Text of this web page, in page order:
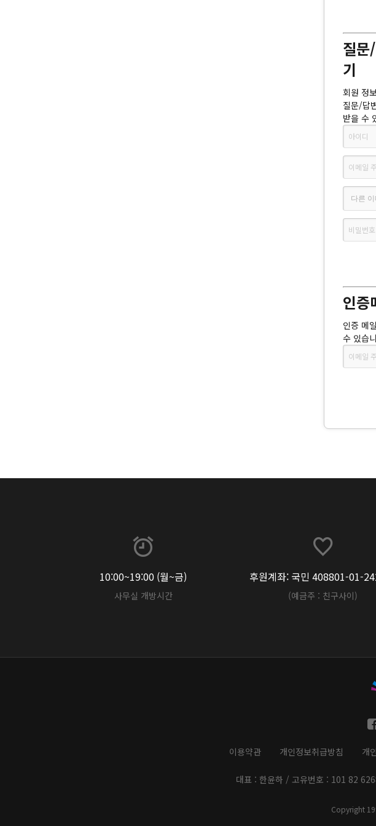
질문
기
회원 정
질문/답
받을 수
인증
인증 메
수 있습
10:00~19:00 (월~금)
사무실 개방시간
후원계좌: 국민 408801-01-
(예금주 : 친구사이)
이용약관 개인정보취급방침 개
대표 : 한윤하 / 고유번호 : 101 82
Copyright